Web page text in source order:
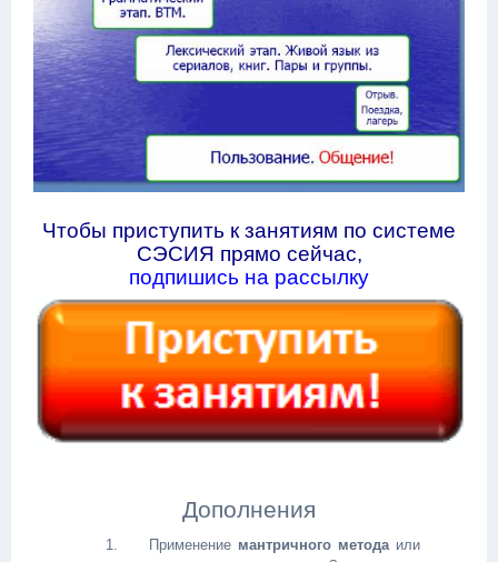
Чтобы приступить к занятиям по системе
СЭСИЯ прямо сейчас,
подпишись на рассылку
Дополнения
Применение мантричного методаили